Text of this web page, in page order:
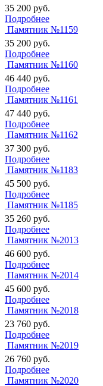
35 200 руб.
Подробнее
Памятник №1159
35 200 руб.
Подробнее
Памятник №1160
46 440 руб.
Подробнее
Памятник №1161
47 440 руб.
Подробнее
Памятник №1162
37 300 руб.
Подробнее
Памятник №1183
45 500 руб.
Подробнее
Памятник №1185
35 260 руб.
Подробнее
Памятник №2013
46 600 руб.
Подробнее
Памятник №2014
45 600 руб.
Подробнее
Памятник №2018
23 760 руб.
Подробнее
Памятник №2019
26 760 руб.
Подробнее
Памятник №2020